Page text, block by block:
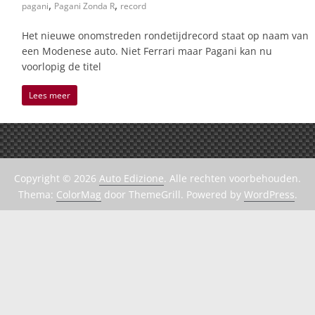
pagani, Pagani Zonda R, record
Het nieuwe onomstreden rondetijdrecord staat op naam van
een Modenese auto. Niet Ferrari maar Pagani kan nu
voorlopig de titel
Lees meer
Copyright © 2026 Auto Edizione. Alle rechten voorbehouden.
Thema: ColorMag door ThemeGrill. Powered by WordPress.